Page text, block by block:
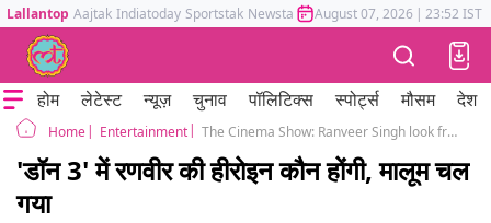
Lallantop Aajtak Indiatoday Sportstak Newstak Mumbai Tak Astrotak
August 07, 2026 | 23:52 IST
होम लेटेस्ट न्यूज़ चुनाव पॉलिटिक्स स्पोर्ट्स मौसम देश
Home Entertainment The Cinema Show: Ranveer Singh look from Don 3 to Akshay Kumar's OMG 2 update
'डॉन 3' में रणवीर की हीरोइन कौन होंगी, मालूम चल
गया